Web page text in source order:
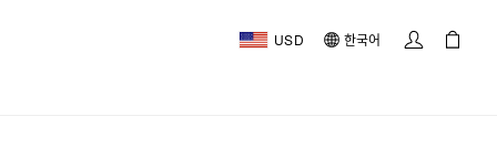
USD 한국어